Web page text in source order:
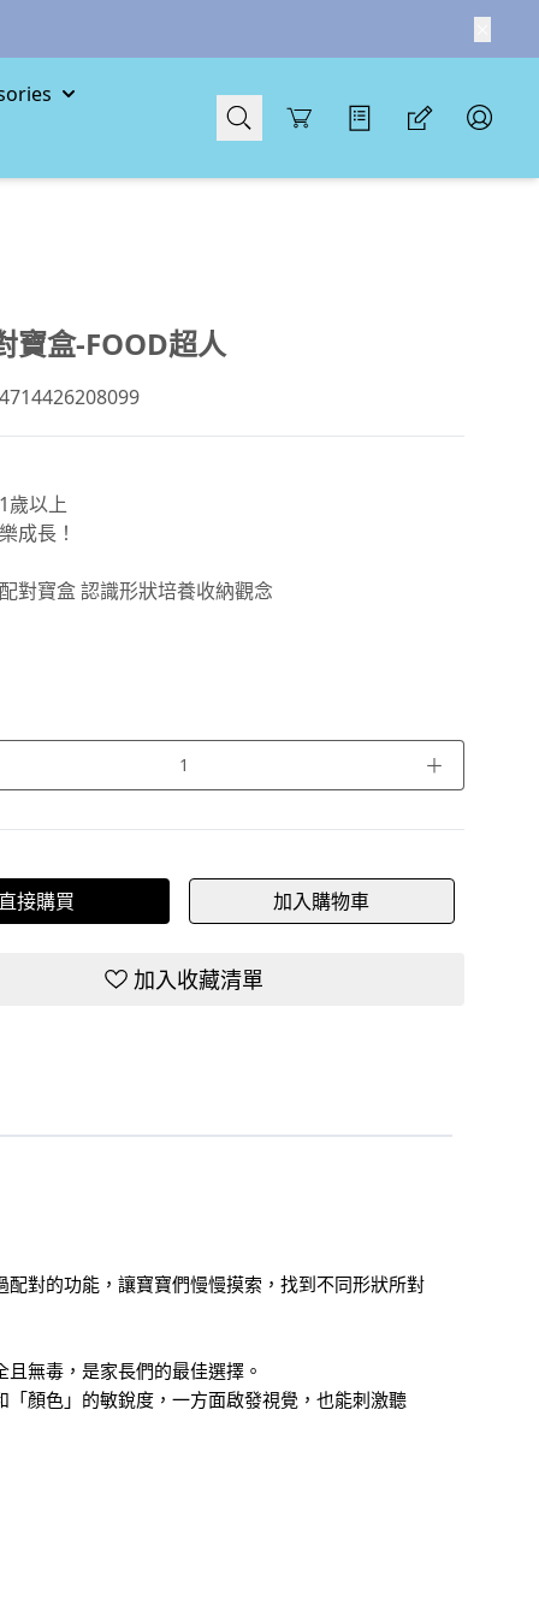
Cart
寶盒-FOOD超人
歲以上
成長！
對寶盒 認識形狀培養收納觀念
＋
接購買 加入購物車
加入收藏清單
對的功能，讓寶寶們慢慢摸索，找到不同形狀所對
無毒，是家長們的最佳選擇。
顏色」的敏銳度，一方面啟發視覺，也能刺激聽